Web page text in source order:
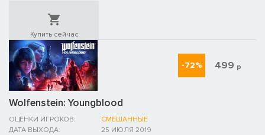
Купить сейчас
Wolfenstein: Youngblood
ОЦЕНКИ ИГРОКОВ:
СМЕШАННЫЕ
ДАТА ВЫХОДА:
25 ИЮЛЯ 2019
-72% 499 р